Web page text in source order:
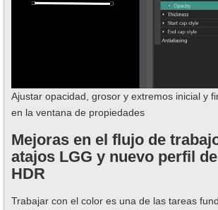
Ajustar opacidad, grosor y extremos inicial y
en la ventana de propiedades
Mejoras en el flujo de
atajos LGG y nuevo perfil
HDR
Trabajar con el color es una de las tareas